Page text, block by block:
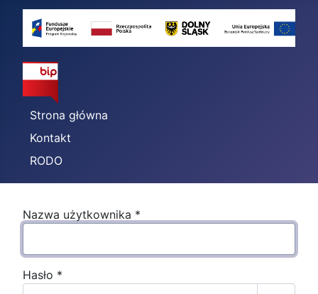
Strona główna
Kontakt
RODO
Nazwa użytkownika *
Hasło *